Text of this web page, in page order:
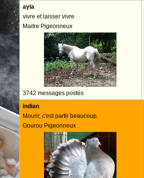
ayla
vivre et laisser vivre
Maitre Pigeonneux
3742 messages postés
indian
Mourir, c'est partir beaucoup.
Gourou Pigeonneux